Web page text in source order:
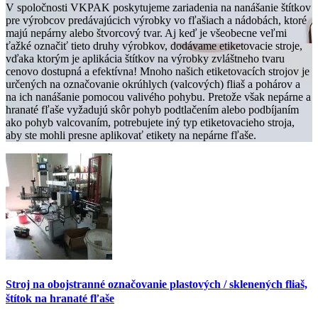
V spoločnosti VKPAK poskytujeme zariadenia na nanášanie štítkov
pre výrobcov predávajúcich výrobky vo fľašiach a nádobách, ktoré
majú nepárny alebo štvorcový tvar. Aj keď je všeobecne veľmi
ťažké označiť tieto druhy výrobkov, dodávame etiketovacie stroje,
vďaka ktorým je aplikácia štítkov na výrobky zvláštneho tvaru
cenovo dostupná a efektívna! Mnoho našich etiketovacích strojov je
určených na označovanie okrúhlych (valcových) fliaš a pohárov a
na ich nanášanie pomocou valivého pohybu. Pretože však nepárne a
hranaté fľaše vyžadujú skôr pohyb podtlačením alebo podbíjaním
ako pohyb valcovaním, potrebujete iný typ etiketovacieho stroja,
aby ste mohli presne aplikovať etikety na nepárne fľaše.
Stroj na obojstranné označovanie plastových / sklenených fliaš,
štítok na hranaté fľaše